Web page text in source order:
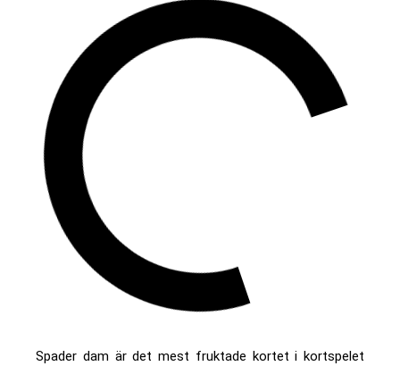
Spader dam är det mest fruktade kortet i kortspelet